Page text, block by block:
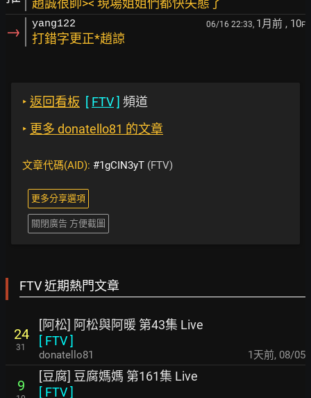
→ yang122 06/16 22:33, 1月前 , 10F
打錯字更正*趙諒
‣ 返回看板 [ FTV] 頻道
‣ 更多 donatello81 的文章
文章代碼(AID): #1gCIN3yT (FTV)
更多分享選項
關閉廣告 方便截圖
FTV 近期熱門文章
24
31
[阿松] 阿松與阿暖 第43集 Live
[ FTV]
donatello81 1天前, 08/05
9
[豆腐] 豆腐媽媽 第161集 Live
[ FTV]